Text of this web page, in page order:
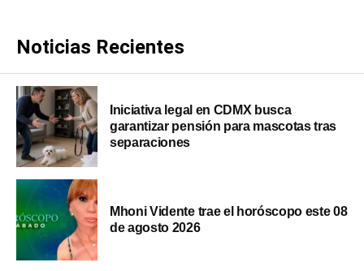
Noticias Recientes
Iniciativa legal en CDMX busca
garantizar pensión para mascotas tras
separaciones
Mhoni Vidente trae el horóscopo este 08
de agosto 2026